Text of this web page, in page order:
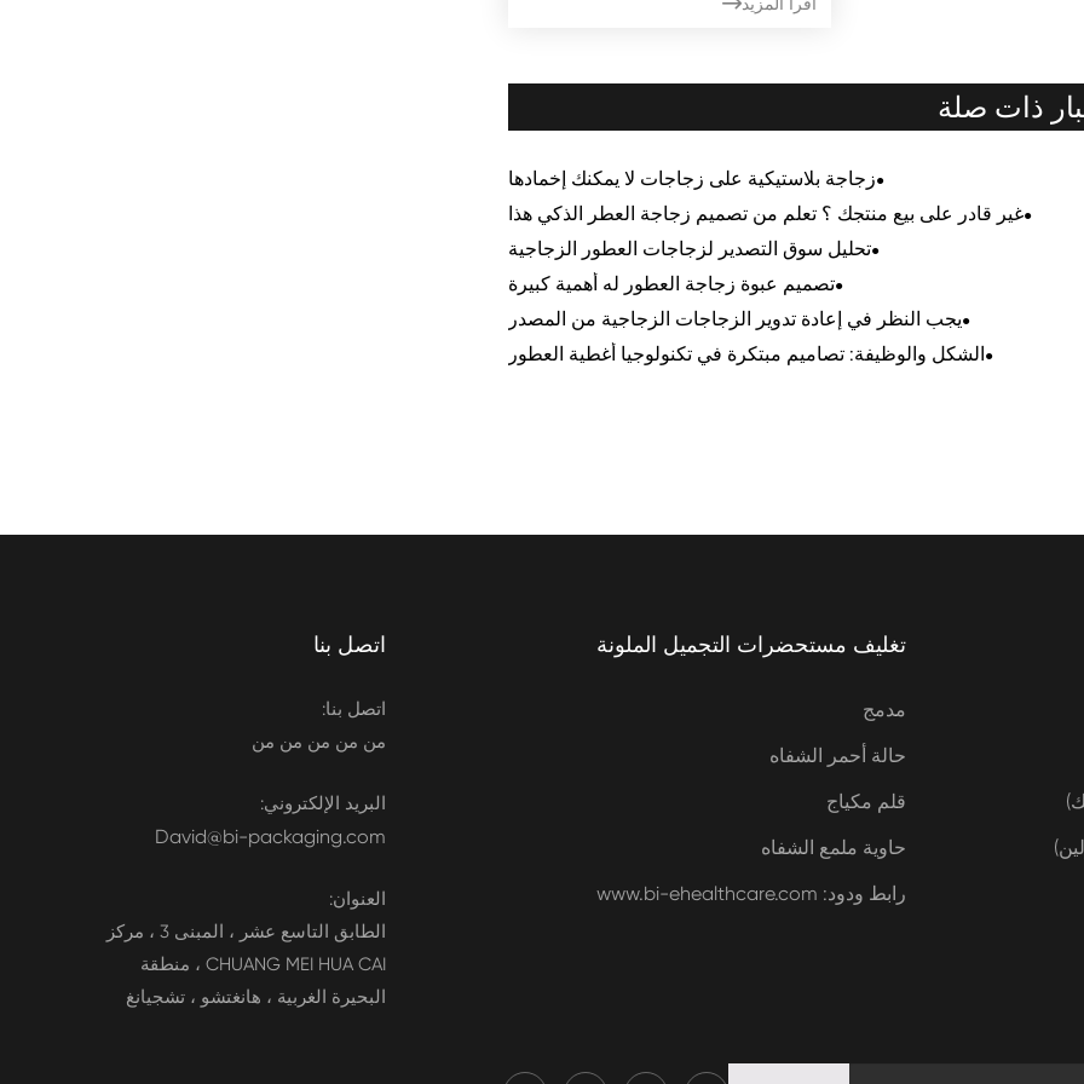
اقرأ المزيد
ذات صلة
زجاجة بلاستيكية على زجاجات لا يمكنك إخمادها
غير قادر على بيع منتجك ؟ تعلم من تصميم زجاجة العطر الذكي هذا
تحليل سوق التصدير لزجاجات العطور الزجاجية
تصميم عبوة زجاجة العطور له أهمية كبيرة
يجب النظر في إعادة تدوير الزجاجات الزجاجية من المصدر
الشكل والوظيفة: تصاميم مبتكرة في تكنولوجيا أغطية العطور
تغليف مستحضرات التجميل الملونة
مدمج
حالة أحمر الشفاه
قلم مكياج
حاوية ملمع الشفاه
رابط ودود: www.bi-ehealthcare.com
اتصل بنا
اتصل بنا:
من من من من من
البريد الإلكتروني:
David@bi-packaging.com
العنوان:
الطابق التاسع عشر ، المبنى 3 ، مركز
CHUANG MEI HUA CAI ، منطقة
البحيرة الغربية ، هانغتشو ، تشجيانغ